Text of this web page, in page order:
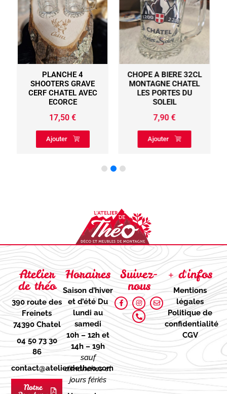
PLANCHE 4
SHOOTERS GRAVE
CERF CHATEL AVEC
ECORCE
17,50 €
Ajouter
CHOPE A BIERE 32CL
MONTAGNE CHATEL
LES PORTES DU
SOLEIL
7,90€
Ajouter
Atelier
de théo
390 route des
Freinets
74390 Chatel
04 50 73 30
86
contact@atelierdetheo.com
Notre
Horaires
Saison d’hiver
et d’étéDu
lundi au
samedi
10h – 12h et
14h – 19h
sauf
dimanches et
jours fériés
Suivez-
nous
+ d'infos
Mentions
légales
Politique de
confidentialité
CGV